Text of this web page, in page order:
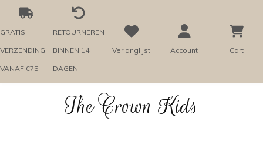
The Crown Kids
GRATIS
VERZENDING
VANAF €75
RETOURNEREN
BINNEN 14
DAGEN
Verlanglijst Account Cart